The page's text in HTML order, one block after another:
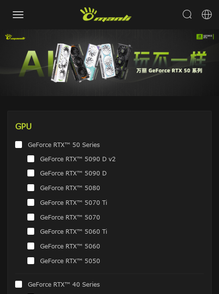
GPU
GeForce RTX™ 50 Series
GeForce RTX™ 5090 D v2
GeForce RTX™ 5090 D
GeForce RTX™ 5080
GeForce RTX™ 5070 Ti
GeForce RTX™ 5070
GeForce RTX™ 5060 Ti
GeForce RTX™ 5060
GeForce RTX™ 5050
GeForce RTX™ 40 Series